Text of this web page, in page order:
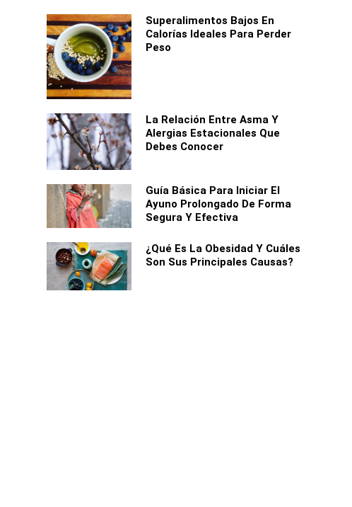
Superalimentos Bajos En
Calorías Ideales Para Perder
Peso
La Relación Entre Asma Y
Alergias Estacionales Que
Debes Conocer
Guía Básica Para Iniciar El
Ayuno Prolongado De Forma
Segura Y Efectiva
¿Qué Es La Obesidad Y Cuáles
Son Sus Principales Causas?